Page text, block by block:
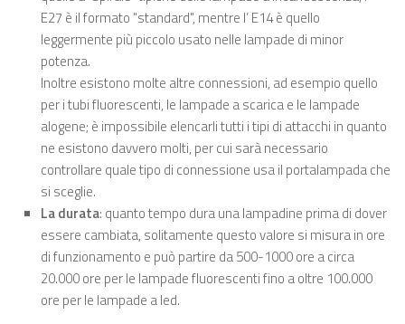
E27 è il formato "standard", mentre l’ E14 è quello
leggermente più piccolo usato nelle lampade di minor
potenza.
Inoltre esistono molte altre connessioni, ad esempio quello
per i tubi fluorescenti, le lampade a scarica e le lampade
alogene; è impossibile elencarli tutti i tipi di attacchi in quanto
ne esistono davvero molti, per cui sarà necessario
controllare quale tipo di connessione usa il portalampada che
si sceglie.
La durata: quanto tempo dura una lampadine prima di dover
essere cambiata, solitamente questo valore si misura in ore
di funzionamento e può partire da 500-1000 ore a circa
20.000 ore per le lampade fluorescenti fino a oltre 100.000
ore per le lampade a led.